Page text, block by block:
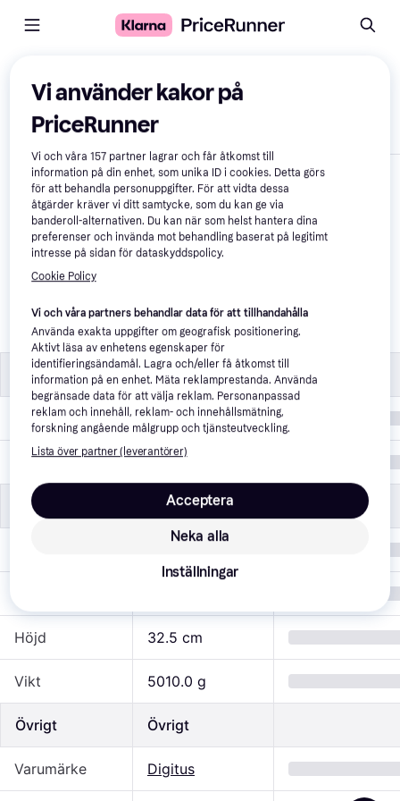
Jämför produkter
Visa endast skillnader
Series Rack Grå
650 kr
Specifikationer Specifikationer
Färg Grå
IP-klass IP20
Mått Mått
Höjd 32.5 cm
Vikt 5010.0 g
Övrigt Övrigt
Varumärke Digitus
Vi använder kakor på
PriceRunner
Vi och våra157 partner lagrar och får åtkomst till
information på din enhet, som unika ID i cookies. Detta görs
för att behandla personuppgifter. För att vidta dessa
åtgärder kräver vi ditt samtycke, som du kan ge via
banderoll-alternativen. Du kan när som helst hantera dina
preferenser och invända mot behandling baserat på legitimt
intresse på sidan för dataskyddspolicy.
Cookie Policy
Vi och våra partners behandlar data för att tillhandahålla
Använda exakta uppgifter om geografisk positionering.
Aktivt läsa av enhetens egenskaper för
identifieringsändamål. Lagra och/eller få åtkomst till
information på en enhet. Mäta reklamprestanda. Använda
begränsade data för att välja reklam. Personanpassad
reklam och innehåll, reklam- och innehållsmätning,
forskning angående målgrupp och tjänsteutveckling.
Lista över partner (leverantörer)
Neka alla
Acceptera
Inställningar